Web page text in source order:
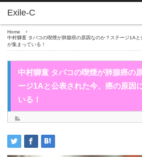
Home
中村獅童 タバコの喫煙が肺腺癌の原因なのか？ステージ1A
が集まっている！
中村獅童 タバコの喫煙が肺腺癌の
ージ1Aと公表された今、癌の原因
いる！